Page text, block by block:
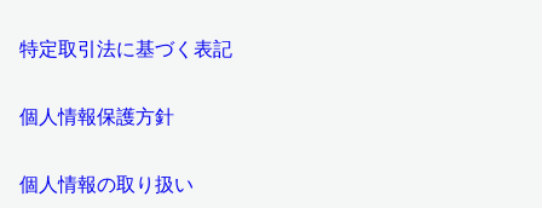
特定取引法に基づく表記
個人情報保護方針
個人情報の取り扱い